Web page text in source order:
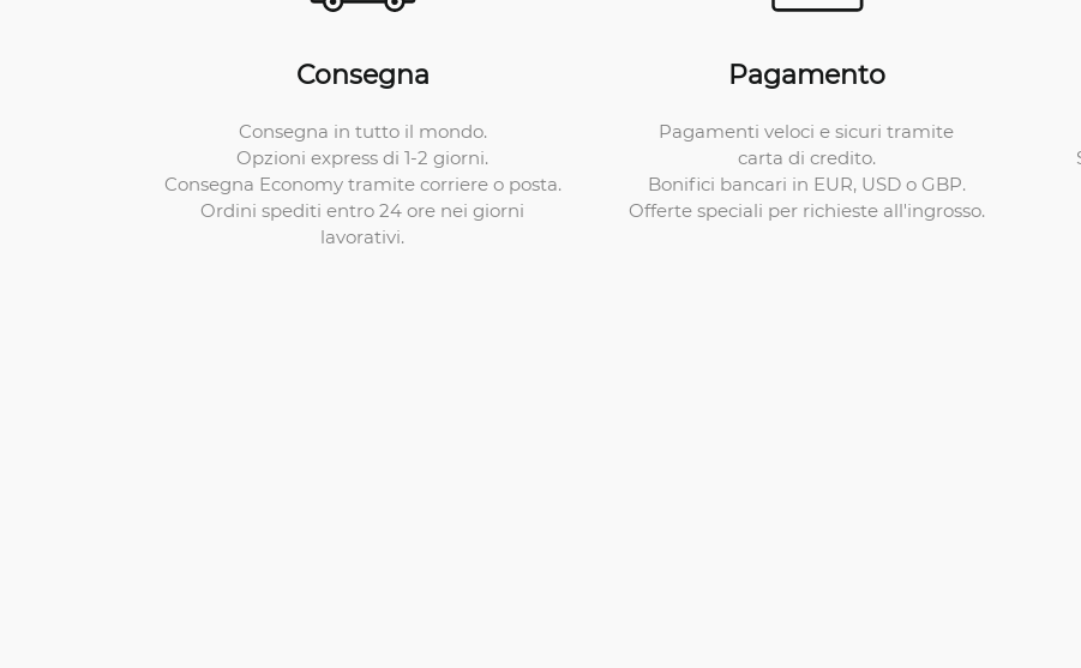
Consegna
Consegna in tutto il mondo.
Opzioni express di 1-2 giorni.
Consegna Economy tramite corriere o posta.
Ordini spediti entro 24 ore nei giorni
lavorativi.
Pagamento
Pagamenti veloci e sicuri tramite
carta di credito.
Bonifici bancari in EUR, USD o GBP.
Offerte speciali per richieste all'ingrosso.